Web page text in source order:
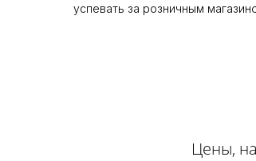
успевать за розничным
Цены,